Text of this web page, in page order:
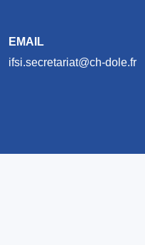
EMAIL
ifsi.secretariat@ch-dole.fr